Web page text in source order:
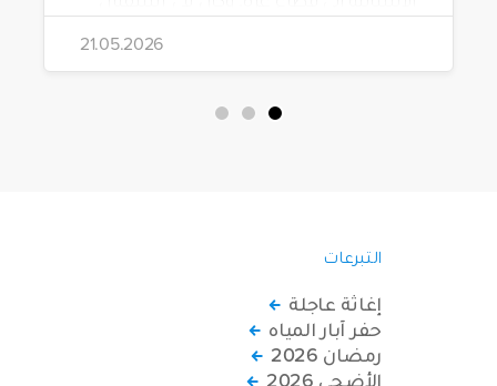
الناشطين في مطار إسطنبول آلاف
21.05.2026
التبرعات
إغاثة عاجلة
حفر آبار المياه
رمضان 2026
الأضحى 2026